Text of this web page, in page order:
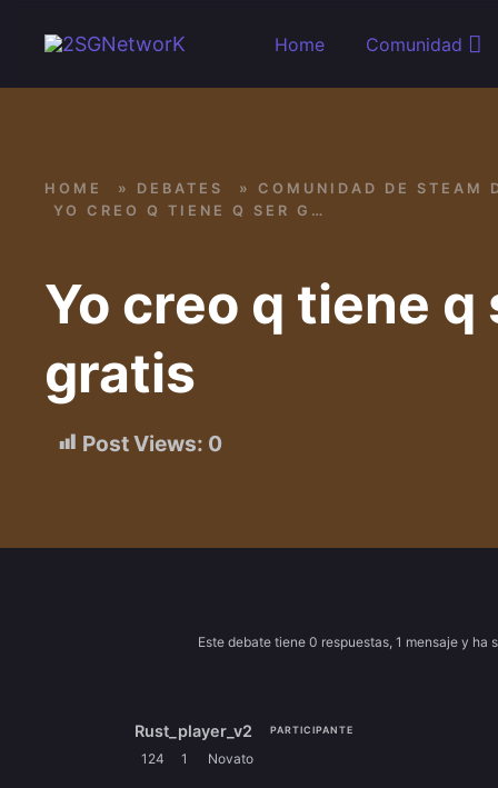
Home
Comunidad
Yo creo q tiene q
gratis
Post Views: 0
HOME » DEBATES » COMUNIDAD DE STEAM
YO CREO Q TIENE Q SER GRATIS
Este debate tiene 0 respuestas, 1 mensaje y
Rust_player_v2 PARTICIPANTE
124 1 Novato